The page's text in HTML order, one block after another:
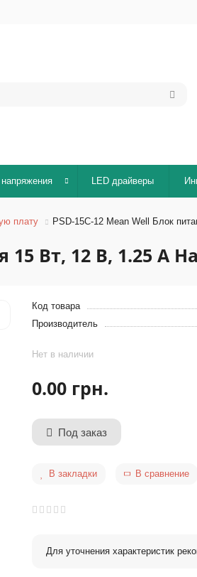
напряжения LED драйверы
плату PSD-15C-12 Mean Well Блок
15 Вт, 12 В, 1.25 А
Код товара
Производитель
Нет в наличии
0.00 грн.
Под заказ
В закладки В сравнение
Для уточнения характеристик